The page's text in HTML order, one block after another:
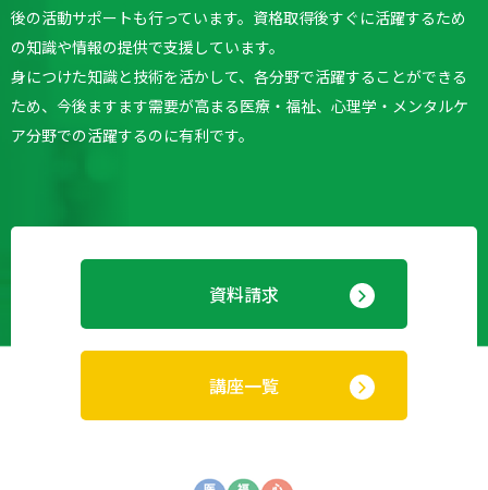
後の活動サポートも行っています。 資格取得後すぐに活躍するため
の知識や情報の提供で支援しています。
身につけた知識と技術を活かして、各分野で活躍することができる
ため、今後ますます需要が高まる医療・福祉、心理学・メンタルケ
ア分野での活躍するのに有利です。
資料請求
講座一覧